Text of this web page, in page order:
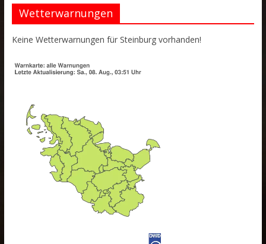
Wetterwarnungen
Keine Wetterwarnungen für Steinburg vorhanden!